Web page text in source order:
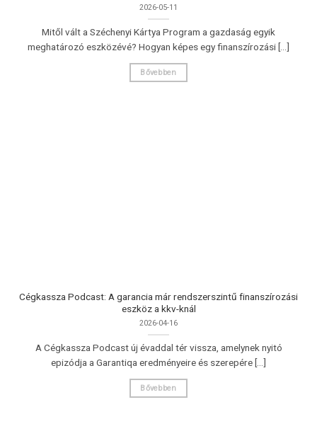
2026-05-11
Mitől vált a Széchenyi Kártya Program a gazdaság egyik
meghatározó eszközévé? Hogyan képes egy finanszírozási [...]
Bővebben
Cégkassza Podcast: A garancia már rendszerszintű finanszírozási
eszköz a kkv-knál
2026-04-16
A Cégkassza Podcast új évaddal tér vissza, amelynek nyitó
epizódja a Garantiqa eredményeire és szerepére [...]
Bővebben